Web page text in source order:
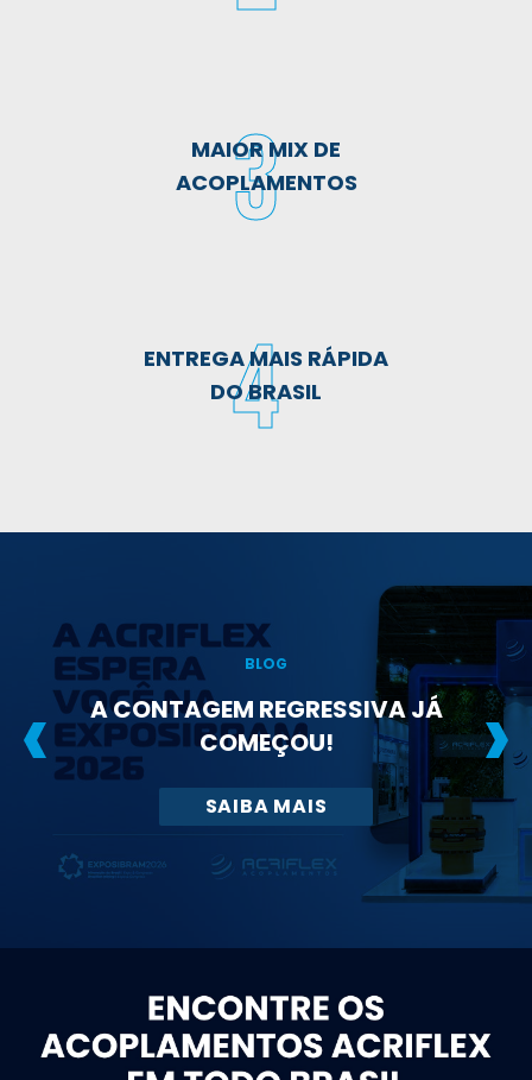
MAIOR MIX DE
ACOPLAMENTOS
ENTREGA MAIS RÁPIDA
DO BRASIL
NA HORA DE ESCOLHER UM
ACOPLAMENTO, CONHECER OS
DETALHES FAZ TODA A
DIFERENÇA. CONFIRA OS
DIFERENCIAIS DA LINHA ABN! 👉🏻
SAIBA MAIS